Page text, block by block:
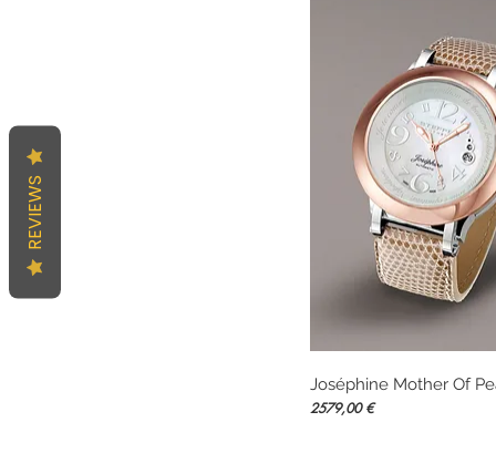
Vista rápida
Joséphine Mother Of
Precio
2579,00 €
REVIEWS